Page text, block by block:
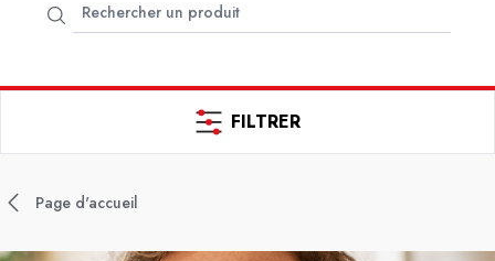
FILTRER
Page d'accueil